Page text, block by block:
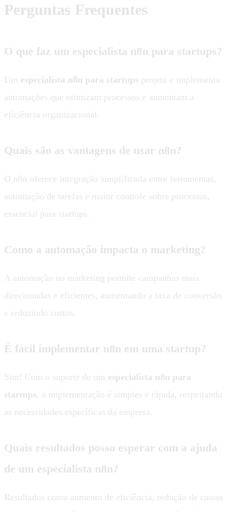
Perguntas Frequentes
O que faz um especialista n8n para startups?
Um especialista n8n para startups projeta e implementa
automações que otimizam processos e aumentam a
eficiência organizacional.
Quais são as vantagens de usar n8n?
O n8n oferece integração simplificada entre ferramentas,
automação de tarefas e maior controle sobre processos,
essencial para startups.
Como a automação impacta o marketing?
A automação no marketing permite campanhas mais
direcionadas e eficientes, aumentando a taxa de conversão
e reduzindo custos.
É fácil implementar n8n em uma startup?
Sim! Com o suporte de um especialista n8n para
startups, a implementação é simples e rápida, respeitando
as necessidades específicas da empresa.
Quais resultados posso esperar com a ajuda
de um especialista n8n?
Resultados como aumento de eficiência, redução de custos